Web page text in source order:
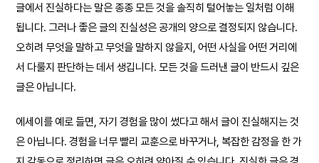
글에서 진실하다는 말은 종종 모든 것을 솔직히 털어놓는 일처럼 이해
됩니다. 그러나 좋은 글의 진실성은 공개의 양으로 결정되지 않습니다.
오히려 무엇을 말하고 무엇을 말하지 않을지, 어떤 사실을 어떤 거리에
서 다룰지 판단하는 데서 생깁니다. 모든 것을 드러낸 글이 반드시 깊은
글은 아닙니다.
에세이를 예로 들면, 자기 경험을 많이 썼다고 해서 글이 진실해지는 것
은 아닙니다. 경험을 너무 빨리 교훈으로 바꾸거나, 복잡한 감정을 한 가